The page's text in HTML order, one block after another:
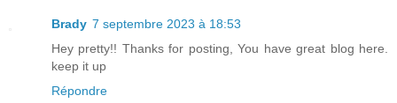
Brady 7 septembre 2023 à 18:53
Hey pretty!! Thanks for posting, You have great blog here.
keep it up
Répondre